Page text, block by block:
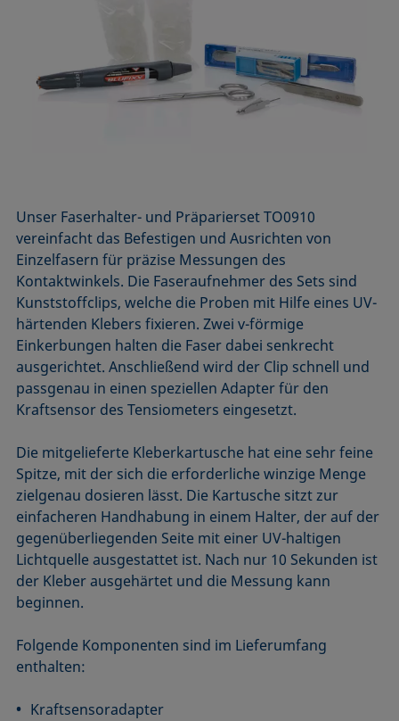
Unser Faserhalter- und Präparierset TO0910
vereinfacht das Befestigen und Ausrichten von
Einzelfasern für präzise Messungen des
Kontaktwinkels. Die Faseraufnehmer des Sets sind
Kunststoffclips, welche die Proben mit Hilfe eines UV-
härtenden Klebers fixieren. Zwei v-förmige
Einkerbungen halten die Faser dabei senkrecht
ausgerichtet. Anschließend wird der Clip schnell und
passgenau in einen speziellen Adapter für den
Kraftsensor des Tensiometers eingesetzt.
Die mitgelieferte Kleberkartusche hat eine sehr feine
Spitze, mit der sich die erforderliche winzige Menge
zielgenau dosieren lässt. Die Kartusche sitzt zur
einfacheren Handhabung in einem Halter, der auf der
gegenüberliegenden Seite mit einer UV-haltigen
Lichtquelle ausgestattet ist. Nach nur 10 Sekunden ist
der Kleber ausgehärtet und die Messung kann
beginnen.
Folgende Komponenten sind im Lieferumfang
enthalten:
Kraftsensoradapter